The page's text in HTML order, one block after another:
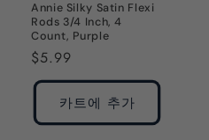
Annie Silky Satin Flexi
Rods 3/4 Inch, 4
Count, Purple
정
가
$5.99
카트에 추가